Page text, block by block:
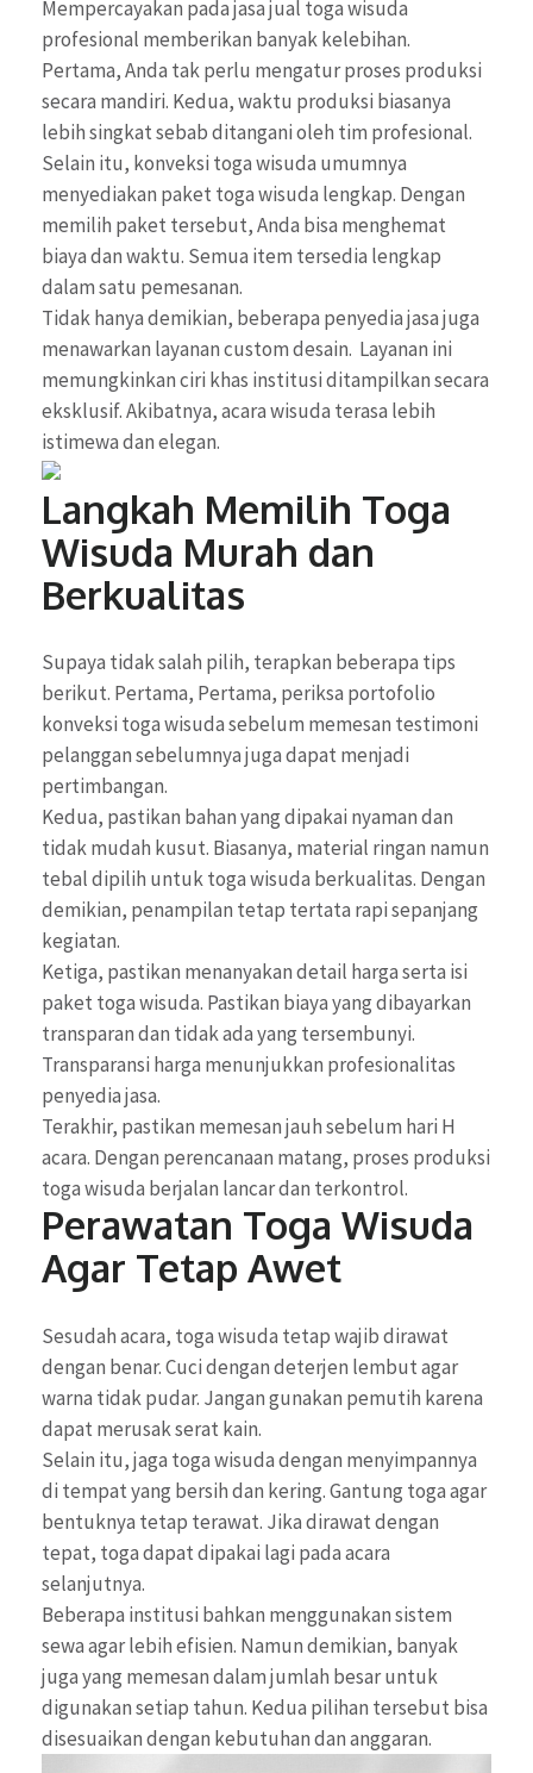
Mempercayakan pada jasa jual toga wisuda
profesional memberikan banyak kelebihan.
Pertama, Anda tak perlu mengatur proses produksi
secara mandiri. Kedua, waktu produksi biasanya
lebih singkat sebab ditangani oleh tim profesional.
Selain itu, konveksi toga wisuda umumnya
menyediakan paket toga wisuda lengkap. Dengan
memilih paket tersebut, Anda bisa menghemat
biaya dan waktu. Semua item tersedia lengkap
dalam satu pemesanan.
Tidak hanya demikian, beberapa penyedia jasa juga
menawarkan layanan custom desain. Layanan ini
memungkinkan ciri khas institusi ditampilkan secara
eksklusif. Akibatnya, acara wisuda terasa lebih
istimewa dan elegan.
Langkah Memilih Toga
Wisuda Murah dan
Berkualitas
Supaya tidak salah pilih, terapkan beberapa tips
berikut. Pertama, Pertama, periksa portofolio
konveksi toga wisuda sebelum memesan testimoni
pelanggan sebelumnya juga dapat menjadi
pertimbangan.
Kedua, pastikan bahan yang dipakai nyaman dan
tidak mudah kusut. Biasanya, material ringan namun
tebal dipilih untuk toga wisuda berkualitas. Dengan
demikian, penampilan tetap tertata rapi sepanjang
kegiatan.
Ketiga, pastikan menanyakan detail harga serta isi
paket toga wisuda. Pastikan biaya yang dibayarkan
transparan dan tidak ada yang tersembunyi.
Transparansi harga menunjukkan profesionalitas
penyedia jasa.
Terakhir, pastikan memesan jauh sebelum hari H
acara. Dengan perencanaan matang, proses produksi
toga wisuda berjalan lancar dan terkontrol.
Perawatan Toga Wisuda
Agar Tetap Awet
Sesudah acara, toga wisuda tetap wajib dirawat
dengan benar. Cuci dengan deterjen lembut agar
warna tidak pudar. Jangan gunakan pemutih karena
dapat merusak serat kain.
Selain itu, jaga toga wisuda dengan menyimpannya
di tempat yang bersih dan kering. Gantung toga agar
bentuknya tetap terawat. Jika dirawat dengan
tepat, toga dapat dipakai lagi pada acara
selanjutnya.
Beberapa institusi bahkan menggunakan sistem
sewa agar lebih efisien. Namun demikian, banyak
juga yang memesan dalam jumlah besar untuk
digunakan setiap tahun. Kedua pilihan tersebut bisa
disesuaikan dengan kebutuhan dan anggaran.